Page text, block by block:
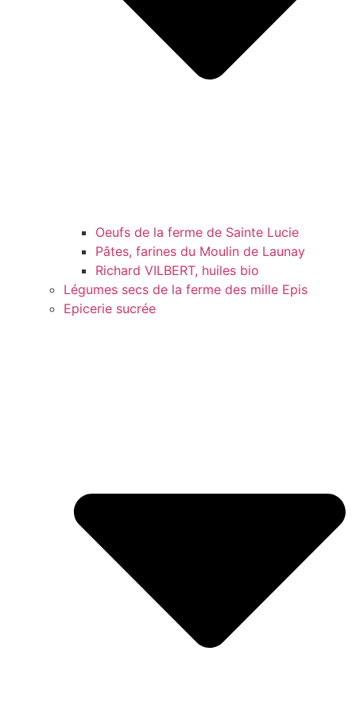
Oeufs de la ferme de Sainte Lucie
Pâtes, farines du Moulin de Launay
Richard VILBERT, huiles bio
Légumes secs de la ferme des mille Epis
Epicerie sucrée